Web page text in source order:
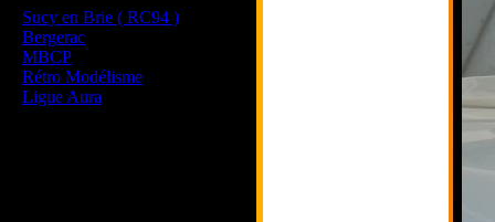
Sucy en Brie ( RC94 )
Bergerac
MBCP
Rétro Modélisme
Ligue Aura